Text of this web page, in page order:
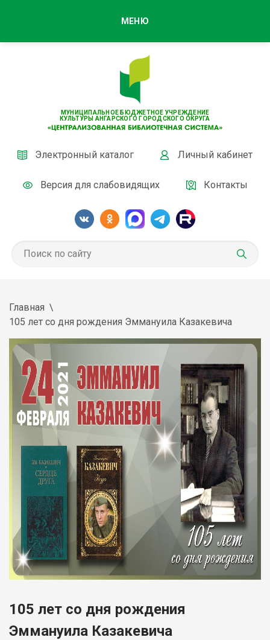
МУНИЦИПАЛЬНОЕ БЮДЖЕТНОЕ УЧРЕЖДЕНИЕ
КУЛЬТУРЫ АНГАРСКОГО ГОРОДСКОГО ОКРУГА
Электронный каталог Личный кабинет
Версия для слабовидящих Контакты
МЕНЮ
Главная
105 лет со дня рождения Эммануила Казакевича
105 лет со дня рождения
Эммануила Казакевича